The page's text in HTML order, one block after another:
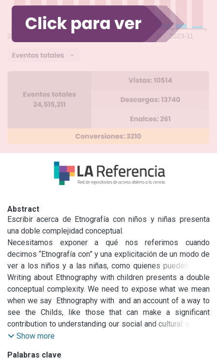
Abstract
Escribir acerca de Etnografía con niños y niñas presenta
una doble complejidad conceptual.
Necesitamos exponer a qué nos referimos cuando
decimos “Etnografía con” y una explicitación de un modo de
ver a los niños y a las niñas, como quienes pueden hacer
una contribución relevante a la comprensión de nuestros
mundos sociales y culturales. Para entender algunos de los
aspectos relevantes de esta contribución, propongo pensar
la Etnografía con niños y niñas como un proceso educativo
para investigadores. De ahí que en este artículo, en lugar de
poner el foco en los niños y las niñas como aprendices, lo
Writing about Ethnography with children presents a double
conceptual complexity. We need to expose what we mean
when we say  Ethnography with  and an account of a way to
see the Childs, like those that can make a significant
contribution to understanding our social and cultural worlds.
To understand some of the important aspects of this
Show more
Palabras clave